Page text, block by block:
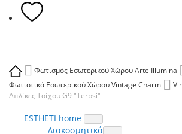
Φωτισμός Εσωτερικού Χώρου Arte Illumina
Φωτιστικά Εσωτερικού Χώρου Vintage Charm
Απλίκες Τοίχου G9 "Terpsi"
ESTHETI home
Διακοσμητικά